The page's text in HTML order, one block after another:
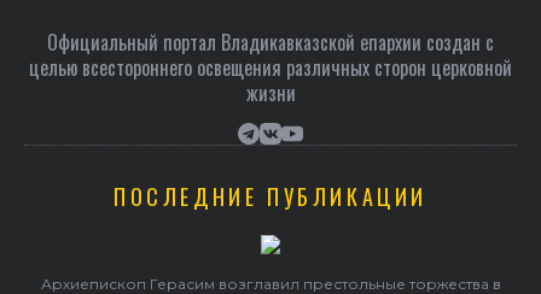
Официальный портал Владикавказской епархии создан c
целью всестороннего освещения различных сторон церковной
жизни
ПОСЛЕДНИЕ ПУБЛИКАЦИИ
Архиепископ Герасим возглавил престольные торжества в